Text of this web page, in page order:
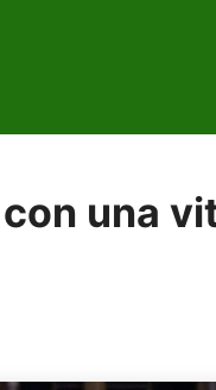
una